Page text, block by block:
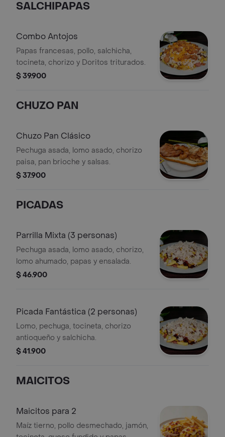
SALCHIPAPAS
Combo Antojos
Papas francesas, pollo, salchicha,
tocineta, chorizo y Doritos triturados.
$ 39.900
CHUZO PAN
Chuzo Pan Clásico
Pechuga asada, lomo asado, chorizo
paisa, pan brioche y salsas.
$ 37.900
PICADAS
Parrilla Mixta (3 personas)
Pechuga asada, lomo asado, chorizo,
lomo ahumado, papas y ensalada.
$ 46.900
Picada Fantástica (2 personas)
Lomo, pechuga, tocineta, chorizo
antioqueño y salchicha.
$ 41.900
MAICITOS
Maicitos para 2
Maíz tierno, pollo desmechado, jamón,